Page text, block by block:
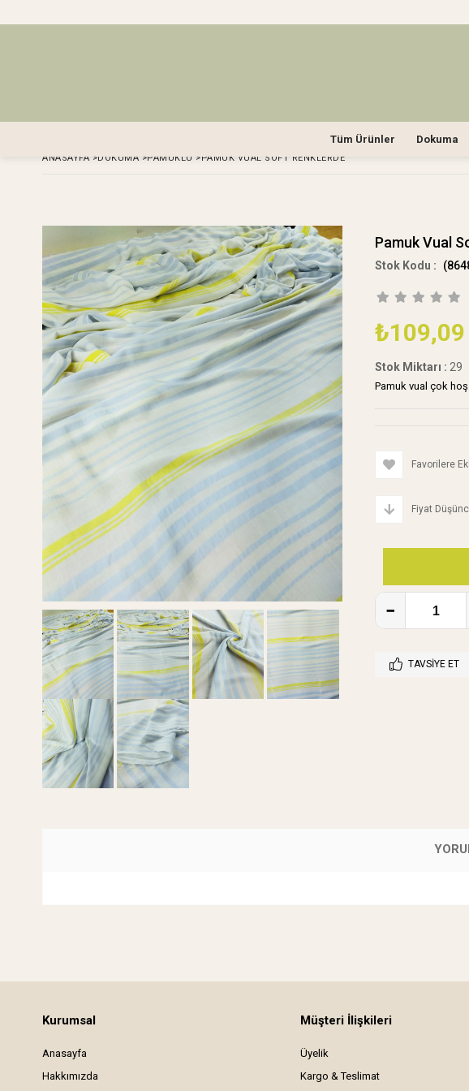
Tüm Ürünler Dokuma
ANASAYFA >DOKUMA >PAMUKLU >PAMUK VUAL SOFT RENKLERDE
Pamuk Vual
₺109,09
Stok Miktarı : 29
Pamuk vual çok
Favorilere
Fiyat
TAVSIYE ET
Kurumsal
Anasayfa
Hakkımızda
Müşteri İlişkileri
Üyelik
Kargo & Teslimat